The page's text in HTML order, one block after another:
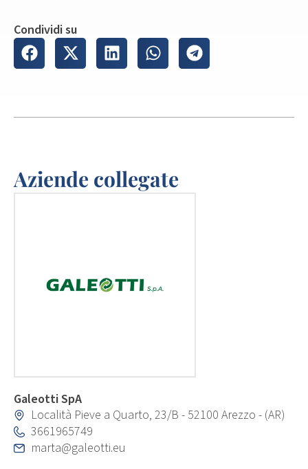
Condividi su
Aziende collegate
Galeotti SpA
Località Pieve a Quarto, 23/B - 52100 Arezzo - (AR)
3661965749
marta@galeotti.eu